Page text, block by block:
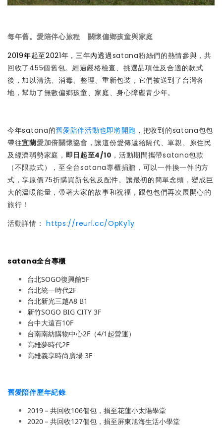
每年舊。愛陪伴心旅程 關懷偏鄉孩童與家庭
2019年起至2021年，三年內透過satana粉絲們的熱情參與，共
回收了455個舊包。經過嚴格檢查、挑選品項佳及合適的款式
後，加以清洗、消毒、整理、重新包裝，它們被送到了台灣各
地，幫助了無數偏鄉孩童、家庭、身心障礙青少年。
今年satana的舊愛陪伴活動也即將開跑 ，把收到的satana包包
帶往宜蘭愛加倍關懷協會 ，讓這份愛傳遞給隔代、單親、原住民
及經濟弱勢家庭， 即日起至4/10 ，活動期間攜帶satana包款
（不限款式），至全台satana專櫃捐贈，可以一件換一件的方
式，享原價75折購買新包包及配件。讓最初的簡單念頭，變成巨
大的溫暖能量，帶著大家的故事和祝福，跟包包們再次展開心的
旅行！
活動詳情： https://reurl.cc/OpKy1y
satana全台專櫃
台北SOGO復興館5F
台北統一時代2F
台北新光三越A8 B1
新竹SOGO BIG CITY 3F
台中大遠百10F
台南南紡購物中心2F（4/1起營運）
高雄夢時代2F
高雄義享時尚廣場 3F
舊愛陪伴歷年紀錄
2019－共回收106個包，捐至花蓮小太陽學堂
2020－共回收127個包，捐至屏東旭海生活小學堂